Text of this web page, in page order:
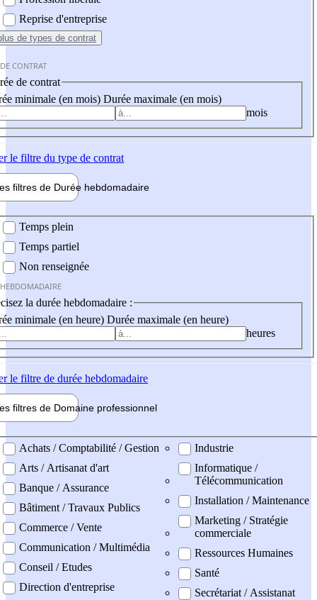
Reprise d'entreprise
de types de contrat
CONTRAT
de contrat
minimale (en mois) Durée maximale (en mois)
mois
le filtre du type de contrat
filtres de Durée hebdomadaire
Temps plein
Temps partiel
Non renseignée
la durée hebdomadaire :
minimale (en heure) Durée maximale (en heure)
heures
le filtre de durée hebdomadaire
filtres de Domaine professionnel
professionel
Achats / Comptabilité / Gestion
Arts / Artisanat d'art
Banque / Assurance
Bâtiment / Travaux Publics
Commerce / Vente
Communication / Multimédia
Conseil / Etudes
Direction d'entreprise
Industrie
Informatique /
Télécommunication
Installation / Maintenance
Marketing / Stratégie
commerciale
Ressources Humaines
Santé
Secrétariat / Assistanat